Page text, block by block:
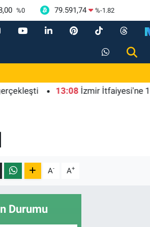
%0 79.591,74 %-1.82
13:08 İzmir İtfaiyesi'ne 13,5
A- A+
Durumu